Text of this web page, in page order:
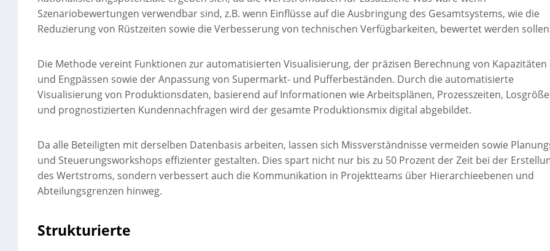
Szenariobewertungen verwendbar sind, z.B. wenn Einflüsse auf die Ausbringung des Gesamtsystems, wie die
Reduzierung von Rüstzeiten sowie die Verbesserung von technischen Verfügbarkeiten, bewertet werden
Die Methode vereint Funktionen zur automatisierten Visualisierung, der präzisen Berechnung von Kapazitäten
und Engpässen sowie der Anpassung von Supermarkt- und Pufferbeständen. Durch die automatisierte
Visualisierung von Produktionsdaten, basierend auf Informationen wie Arbeitsplänen, Prozesszeiten,
und prognostizierten Kundennachfragen wird der gesamte Produktionsmix digital abgebildet.
Da alle Beteiligten mit derselben Datenbasis arbeiten, lassen sich Missverständnisse vermeiden sowie
und Steuerungsworkshops effizienter gestalten. Dies spart nicht nur bis zu 50 Prozent der Zeit bei der
des Wertstroms, sondern verbessert auch die Kommunikation in Projektteams über Hierarchieebenen und
Abteilungsgrenzen hinweg.
Strukturierte